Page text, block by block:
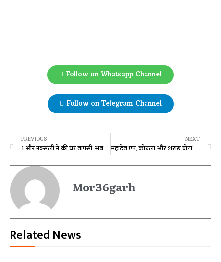
Follow on Whatsapp Channel
Follow on Telegram Channel
PREVIOUS
1 और नक्सली ने की घर वापसी, अब तक 689 माओवादी कर चुके हैं घरवापसी
NEXT
महादेव एप, कोयला और शराब घोटाला : जेल में बंद आरोपियों से चार दिनों तक पूछताछ, ACB-EOW ने 70 पन्नों का तैयार किया दस्तावेज, अब बढ़ेगा जांच का दायरा
Mor36garh
Related News